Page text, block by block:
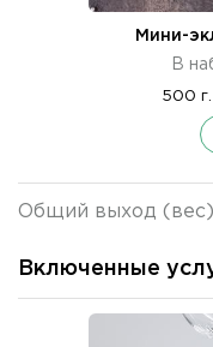
Мини-
В
500 г.
Общий выход (вес)
Включенные